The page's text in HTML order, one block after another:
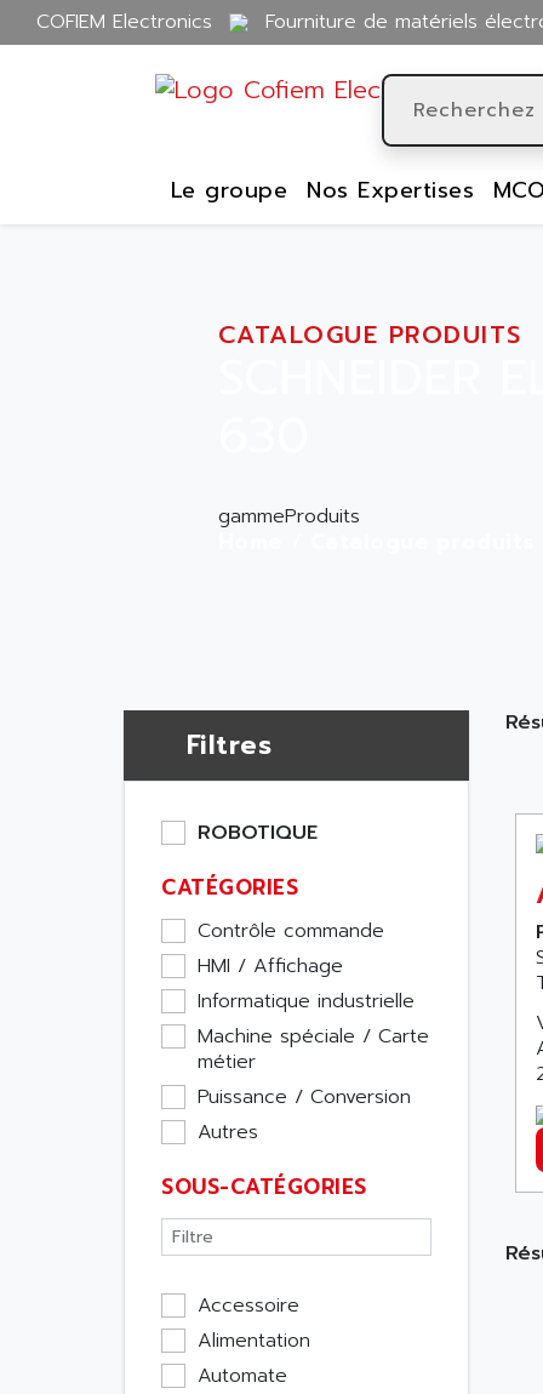
COFIEM Electronics Fourniture de matériels
Le groupe Nos Expertises
CATALOGUE PRODUITS
gammeProduits
Filtres
ROBOTIQUE
CATÉGORIES
Contrôle commande
HMI / Affichage
Informatique industrielle
Machine spéciale / Carte
métier
Puissance / Conversion
Autres
SOUS-CATÉGORIES
Accessoire
Alimentation
Automate